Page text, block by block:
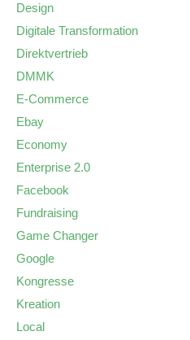
Design
Digitale Transformation
Direktvertrieb
DMMK
E-Commerce
Ebay
Economy
Enterprise 2.0
Facebook
Fundraising
Game Changer
Google
Kongresse
Kreation
Local